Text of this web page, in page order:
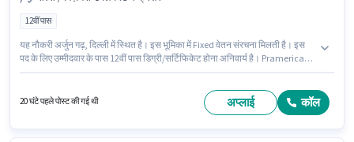
12वीं पास
यह नौकरी अर्जुन गढ़, दिल्ली में स्थित है। इस भूमिका में Fixed वेतन संरचना मिलती है। इस
पद के लिए उम्मीदवार के पास 12वीं पास डिग्री/सर्टिफिकेट होना अनिवार्य है। Pramerica
20 घंटे पहले पोस्ट की गई थी अप्लाई कॉल